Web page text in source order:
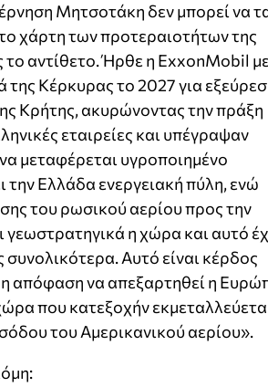
Μητσοτάκη δεν μπορεί να
χάρτη των προτεραιοτήτων της
αντίθετο. Ήρθε η ExxonMobil
της Κέρκυρας το 2027 για
Κρήτης, ακυρώνοντας την πράξη
εταιρείες και υπέγραψαν
μεταφέρεται υγροποιημένο
την Ελλάδα ενεργειακή πύλη, ενώ
του ρωσικού αερίου προς την
η χώρα και αυτό
Αυτό είναι κέρδος
η απόφαση να απεξαρτηθεί η
που κατεξοχήν
του Αμερικανικού αερίου».